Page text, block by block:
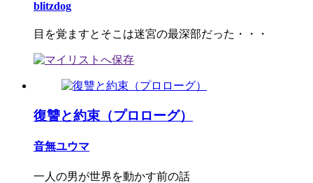
blitzdog
目を覚ますとそこは迷宮の最深部だった・・・
復讐と約束（プロローグ）
音無ユウマ
一人の男が世界を動かす前の話